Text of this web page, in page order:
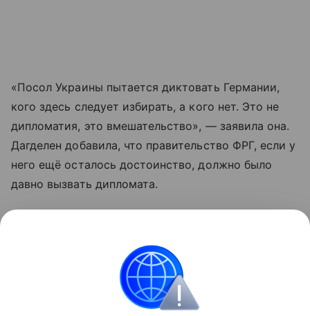
«Посол Украины пытается диктовать Германии,
кого здесь следует избирать, а кого нет. Это не
дипломатия, это вмешательство», — заявила она.
Дагделен добавила, что правительство ФРГ, если у
него ещё осталось достоинство, должно было
давно вызвать дипломата.
Украина Россия